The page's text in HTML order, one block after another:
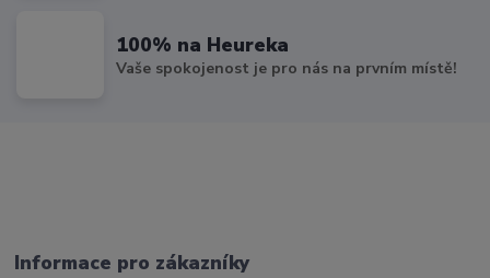
100% na Heureka
Vaše spokojenost je pro nás na prvním místě!
Informace pro zákazníky